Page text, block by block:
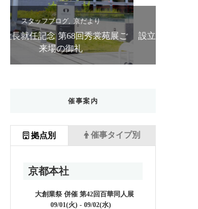
スタッフブログ 京だより
設立90周年 第67回秀裳苑展 ご来場
の御礼
催事案内
拠点別
京都本社
大創業祭 併催 第42回百華同人展
09/01(火) - 09/02(水)
催事タイプ別